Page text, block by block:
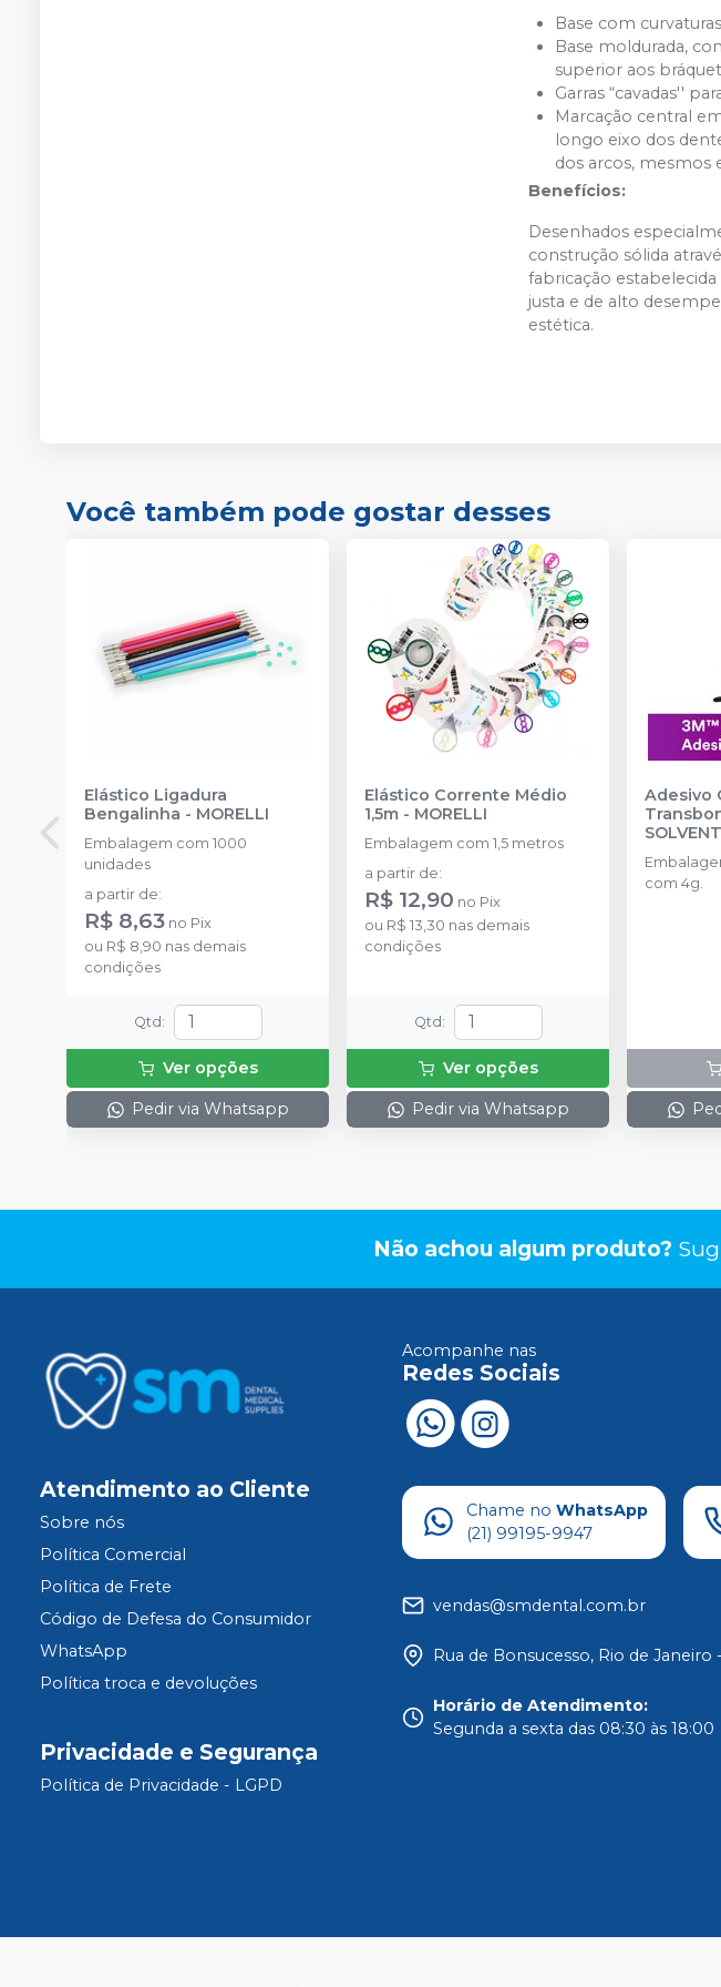
Base com
Base moldurada,
superior aos
Garras “cavadas''
Marcação central
longo eixo dos
dos arcos, mesmos
Benefícios:
Desenhados
construção sólida
fabricação
justa e de alto
estética.
Você também pode gostar desses
Elástico Ligadura
Bengalinha - MORELLI
Embalagem com 1000
unidades
a partir de:
R$ 8,63 no Pix
ou R$ 8,90 nas demais
condições
Qtd :
Ver opções
Pedir via Whatsapp
Elástico Corrente Médio
1,5m - MORELLI
Embalagem com 1,5 metros
a partir de:
R$ 12,90 no Pix
ou R$ 13,30 nas demais
condições
Qtd :
Ver opções
Pedir via Whatsapp
Adesivo
com 4g.
Não achou algum produto?
Atendimento ao Cliente
Sobre nós
Política Comercial
Política de Frete
Código de Defesa do Consumidor
WhatsApp
Política troca e devoluções
Privacidade e Segurança
Política de Privacidade - LGPD
Acompanhe nas
Redes Sociais
Chame no WhatsApp
(21) 99195-9947
vendas@smdental.com.br
Rua de Bonsucesso, Rio de Janeiro
Horário de Atendimento:
Segunda a sexta das 08:30 às 18:00